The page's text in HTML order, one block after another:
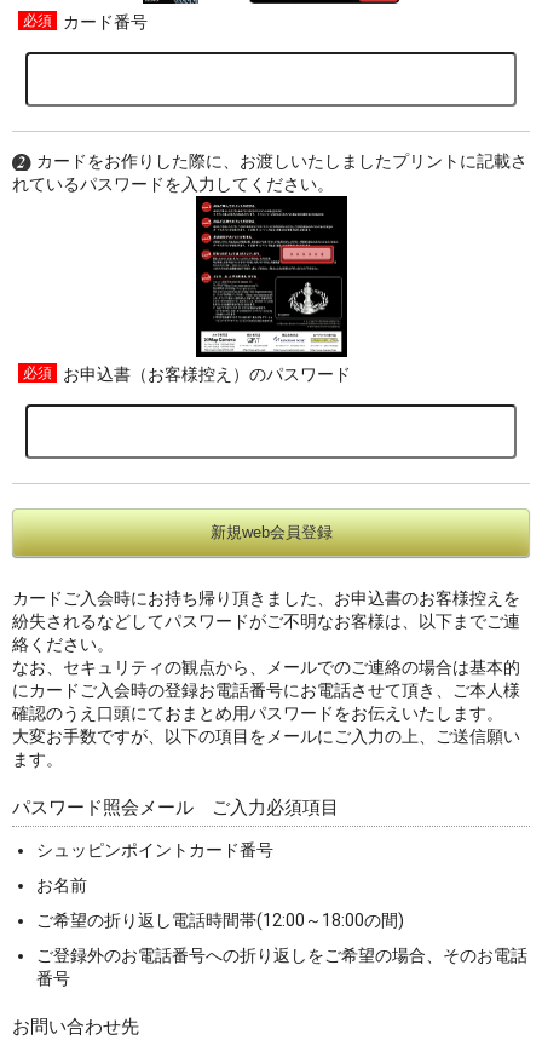
カード番号
カードをお作りした際に、お渡しいたしましたプリントに記載さ
れているパスワードを入力してください。
お申込書（お客様控え）のパスワード
カードご入会時にお持ち帰り頂きました、お申込書のお客様控えを
紛失されるなどしてパスワードがご不明なお客様は、以下までご連
絡ください。
なお、セキュリティの観点から、メールでのご連絡の場合は基本的
にカードご入会時の登録お電話番号にお電話させて頂き、ご本人様
確認のうえ口頭にておまとめ用パスワードをお伝えいたします。
大変お手数ですが、以下の項目をメールにご入力の上、ご送信願い
ます。
パスワード照会メール ご入力必須項目
シュッピンポイントカード番号
お名前
ご希望の折り返し電話時間帯(12:00～18:00の間)
ご登録外のお電話番号への折り返しをご希望の場合、そのお電話
番号
お問い合わせ先